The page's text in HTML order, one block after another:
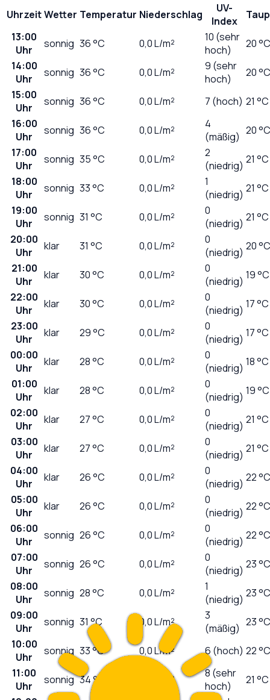
UhrzeitWetter Temperatur Niederschlag
UV-
Index
13:00
Uhr
sonnig 36°C 0,0L/m²
10 (sehr
hoch)
20 °C
14:00
Uhr
sonnig 36°C 0,0L/m²
9 (sehr
hoch)
20 °C
15:00
Uhr
sonnig 36°C 0,0L/m² 7 (hoch) 21 °C
16:00
Uhr
sonnig 36°C 0,0L/m²
4
(mäßig) 20 °C
17:00
Uhr
sonnig 35°C 0,0L/m²
2
(niedrig) 21 °C
18:00
Uhr
sonnig 33°C 0,0L/m²
1
(niedrig) 21 °C
19:00
Uhr
sonnig 31 °C 0,0L/m²
0
(niedrig) 21 °C
20:00
Uhr
klar 31 °C 0,0L/m²
0
(niedrig) 20 °C
21:00
Uhr
klar 30°C 0,0L/m²
0
(niedrig) 19 °C
22:00
Uhr
klar 30°C 0,0L/m²
0
(niedrig) 17 °C
23:00
Uhr
klar 29°C 0,0L/m²
0
(niedrig) 17 °C
00:00
Uhr
klar 28°C 0,0L/m²
0
(niedrig) 18 °C
01:00
Uhr
klar 28°C 0,0L/m²
0
(niedrig) 19 °C
02:00
Uhr
klar 27°C 0,0L/m²
0
(niedrig) 21 °C
03:00
Uhr
klar 27°C 0,0L/m²
0
(niedrig) 21 °C
04:00
Uhr
klar 26°C 0,0L/m²
0
(niedrig) 22 °C
05:00
Uhr
klar 26°C 0,0L/m²
0
(niedrig) 22 °C
06:00
Uhr
sonnig 26°C 0,0L/m²
0
(niedrig) 22 °C
07:00
Uhr
sonnig 26°C 0,0L/m²
0
(niedrig) 23 °C
08:00
Uhr
sonnig 28°C 0,0L/m²
1
(niedrig) 23 °C
09:00
Uhr
sonnig 31 °C 0,0L/m²
3
(mäßig) 23 °C
10:00
Uhr
sonnig 33°C 0,0L/m² 6 (hoch) 22 °C
11:00
Uhr
sonnig 34°C L/m²
8 (sehr
hoch)
21 °C